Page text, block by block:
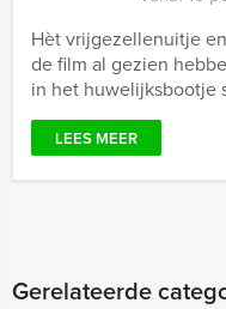
Hèt vrijgezellenuitje
de film al gezien
in het huwelijksbootje
LEES MEER
Gerelateerde